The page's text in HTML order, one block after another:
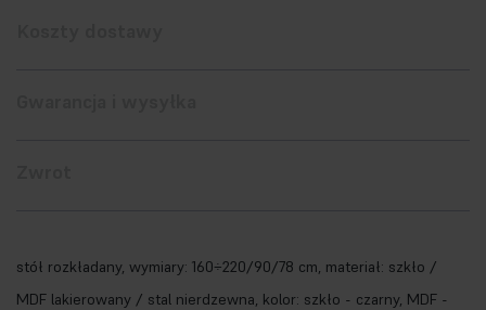
stół rozkładany, wymiary: 160÷220/90/78 cm, materiał: szkło /
MDF lakierowany / stal nierdzewna, kolor: szkło - czarny, MDF -